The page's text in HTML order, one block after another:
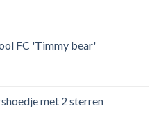
FC 'Timmy bear'
met 2 sterren